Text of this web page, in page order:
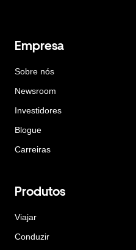
Empresa
Sobre nós
Newsroom
Investidores
Blogue
Carreiras
Produtos
Viajar
Conduzir